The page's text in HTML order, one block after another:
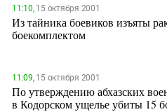
11:10,15 октября 2001
Из тайника боевиков изъяты
боекомплектом
11:09,15 октября 2001
По утверждению абхазских
в Кодорском ущелье убиты 15